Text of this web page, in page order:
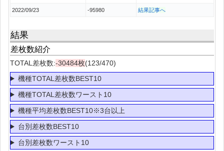
2022/09/23 -95980 結果記事へ
結果
差枚数紹介
TOTAL差枚数:-30484枚(123/470)
機種TOTAL差枚数BEST10
機種TOTAL差枚数ワースト10
機種平均差枚数BEST10※3台以上
台別差枚数BEST10
台別差枚数ワースト10